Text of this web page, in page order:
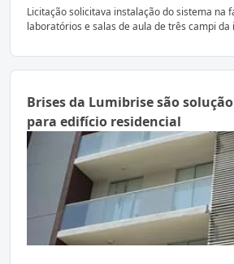
Licitação solicitava instalação do sistema na
laboratórios e salas de aula de três campi da
Brises da Lumibrise são
para edifício residencial